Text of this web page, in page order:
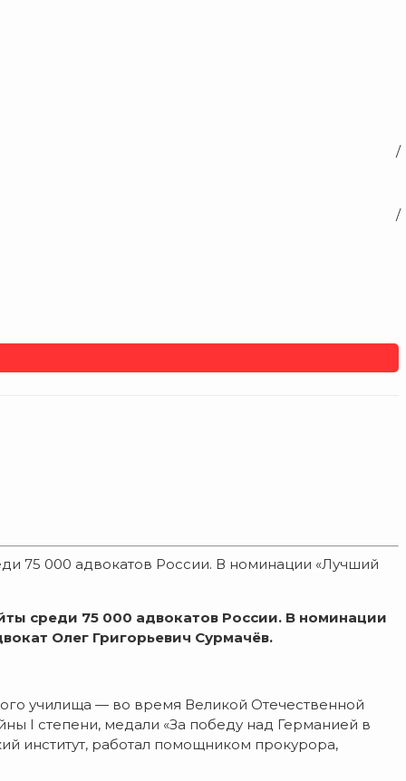
75 000 адвокатов России. В номинации «Лучший
среди 75 000 адвокатов России. В номинации
Олег Григорьевич Сурмачёв.
училища — во время Великой Отечественной
I степени, медали «За победу над Германией в
институт, работал помощником прокурора,